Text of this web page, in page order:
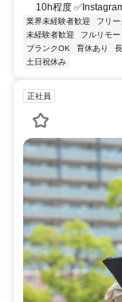
10h程度
業界未経験者歓迎 フリ
未経験者歓迎
フルリモー
ブランクOK
育休あり
土日祝休み
正社員